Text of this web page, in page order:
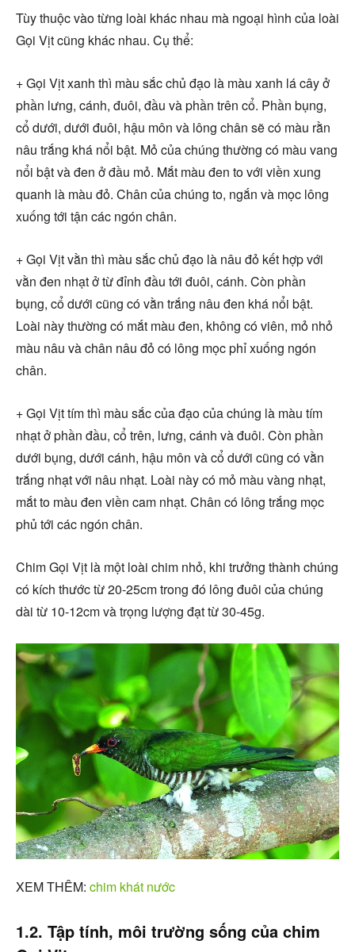
Tùy thuộc vào từng loài khác nhau mà ngoại hình của loài
Gọi Vịt cũng khác nhau. Cụ thể:
+ Gọi Vịt xanh thì màu sắc chủ đạo là màu xanh lá cây ở
phần lưng, cánh, đuôi, đầu và phần trên cổ. Phần bụng,
cổ dưới, dưới đuôi, hậu môn và lông chân sẽ có màu rằn
nâu trắng khá nổi bật. Mỏ của chúng thường có màu vang
nổi bật và đen ở đầu mỏ. Mắt màu đen to với viền xung
quanh là màu đỏ. Chân của chúng to, ngắn và mọc lông
xuống tới tận các ngón chân.
+ Gọi Vịt vằn thì màu sắc chủ đạo là nâu đỏ kết hợp với
vằn đen nhạt ở từ đỉnh đầu tới đuôi, cánh. Còn phần
bụng, cổ dưới cũng có vằn trắng nâu đen khá nổi bật.
Loài này thường có mắt màu đen, không có viên, mỏ nhỏ
màu nâu và chân nâu đỏ có lông mọc phỉ xuống ngón
chân.
+ Gọi Vịt tím thì màu sắc của đạo của chúng là màu tím
nhạt ở phần đầu, cổ trên, lưng, cánh và đuôi. Còn phần
dưới bụng, dưới cánh, hậu môn và cổ dưới cũng có vằn
trắng nhạt với nâu nhạt. Loài này có mỏ màu vàng nhạt,
mắt to màu đen viền cam nhạt. Chân có lông trắng mọc
phủ tới các ngón chân.
Chim Gọi Vịt là một loài chim nhỏ, khi trưởng thành chúng
có kích thước từ 20-25cm trong đó lông đuôi của chúng
dài từ 10-12cm và trọng lượng đạt từ 30-45g.
XEM THÊM: chim khát nước
1.2. Tập tính, môi trường sống của chim